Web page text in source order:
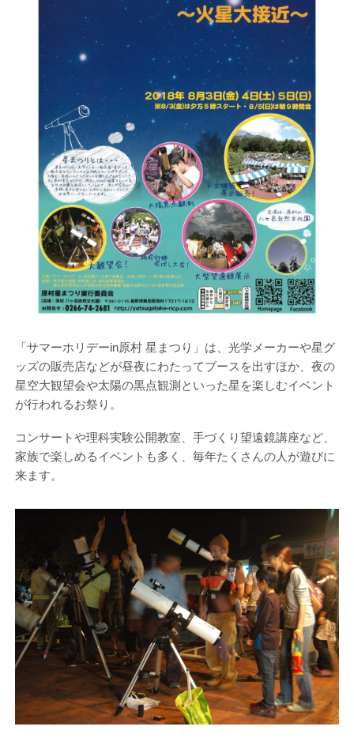
「サマーホリデーin原村 星まつり」は、光学メーカーや星グ
ッズの販売店などが昼夜にわたってブースを出すほか、夜の
星空大観望会や太陽の黒点観測といった星を楽しむイベント
が行われるお祭り。
コンサートや理科実験公開教室、手づくり望遠鏡講座など、
家族で楽しめるイベントも多く、毎年たくさんの人が遊びに
来ます。